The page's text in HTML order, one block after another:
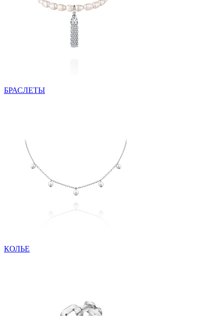
БРАСЛЕТЫ
КОЛЬЕ